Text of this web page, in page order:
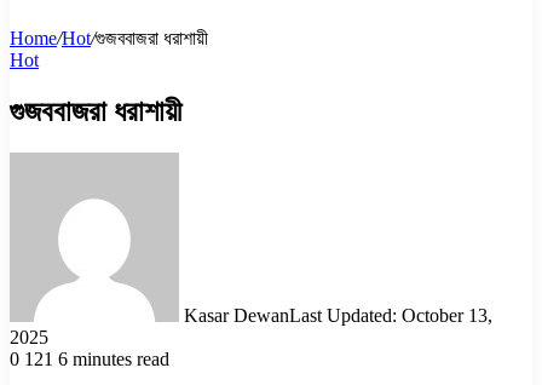
Home/Hot/গুজববাজরা ধরাশায়ী
Hot
গুজববাজরা ধরাশায়ী
Kasar DewanLast Updated: October 13,
2025
0 121 6 minutes read